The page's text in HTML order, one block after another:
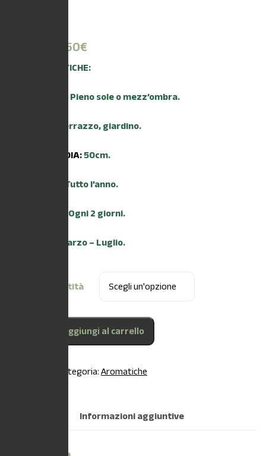
14,50€
CARATTERISTICHE:
Pieno sole o mezz’ombra.
Terrazzo, giardino.
ALTEZZA MEDIA:50cm.
Tutto l’anno.
Ogni 2 giorni.
Marzo – Luglio.
Scegli la quantità
Aggiungi al carrello
Categoria:Aromatiche
Informazioni aggiuntive